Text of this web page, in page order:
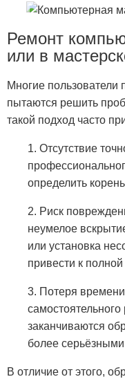
Ремонт
или в
Многие пользователи
пытаются решить
такой подход часто
1. Отсутствие
определить
2. Риск
неумелое
или установка
привести к
3. Потеря
заканчиваются
более
В отличие от этого,